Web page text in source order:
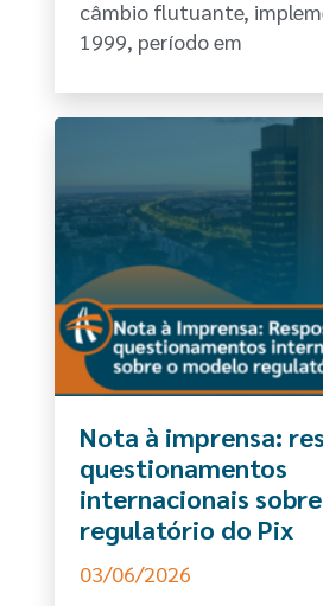
câmbio flutuante,
1999, período em
Nota à imprensa:
questionamentos
internacionais
regulatório do Pix
03/06/2026